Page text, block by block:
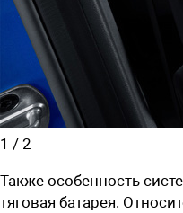
1 / 2
Также особенность
тяговая батарея.